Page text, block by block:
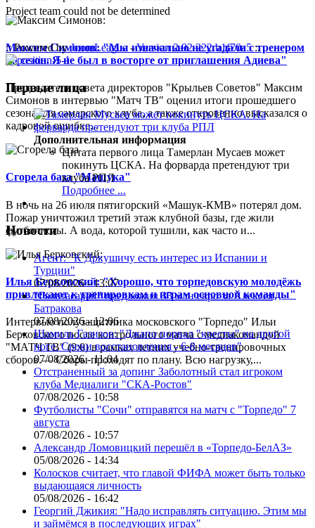
Максим Симонов: "Мы изначально не угадали с тренером
на сезон. Я не был в восторге от приглашения Адиева"
Председатель совета директоров "Крыльев Советов" Максим
Симонов в интервью "Матч ТВ" оценил итоги прошедшего
сезона для самарского клуба, а также откровенно высказался о
кадровой ошибке...
Сгорела база "Машука"
В ночь на 26 июля пятигорский «Машук-КМВ» потерял дом.
Пожар уничтожил третий этаж клубной базы, где жили
футболисты. А вода, которой тушили, как часто и...
Илья Берковский: "Хорошо, что торпедовскую молодёжь
привлекают к тренировкам и играм основной команды"
Интервью полузащитника московского "Торпедо" Ильи
Берковского после контрольного матча с медиакомандой
"МАТЧ ТВ" (9:0) в рамках летних учебно-тренировочных
сборов.— Сборы проходят по плану. Всю нагрузку,...
Project team could not be determined
:: Powered byJoomLeague-Version 2.92.222.b1f70a5::
Первые лица
Дополнительная информация
Цитата первого лица Тамерлан Мусаев может
покинуть ЦСКА. На форварда претендуют три
клуба РПЛ
Подробнее ...
Новости
Агент: "К Дркушичу есть интерес из Испании и
Турции"
07/08/2026 - 13:07
"Галатасарай" предложил 33 млн евро за Алексея
Батракова
07/08/2026 - 12:06
Шамиль Газизов: "Джапо порвал "кресты" на другой
ноге. Сроки восстановления - 6-8 месяцев"
07/08/2026 - 11:04
Отстраненный за допинг Заболотный стал игроком
клуба Медиалиги "СКА-Ростов"
07/08/2026 - 10:58
Футболисты "Сочи" отправятся на матч с "Торпедо" 7
августа
07/08/2026 - 10:57
Александр Ломовицкий перешёл в «Торпедо-БелАЗ»
05/08/2026 - 14:34
Колосков считает, что главой ФИФА может быть только
выдающаяся личность
05/08/2026 - 16:42
Георгий Джикия: "Надо исправлять ситуацию. Этим мы
и займёмся в последующих играх"